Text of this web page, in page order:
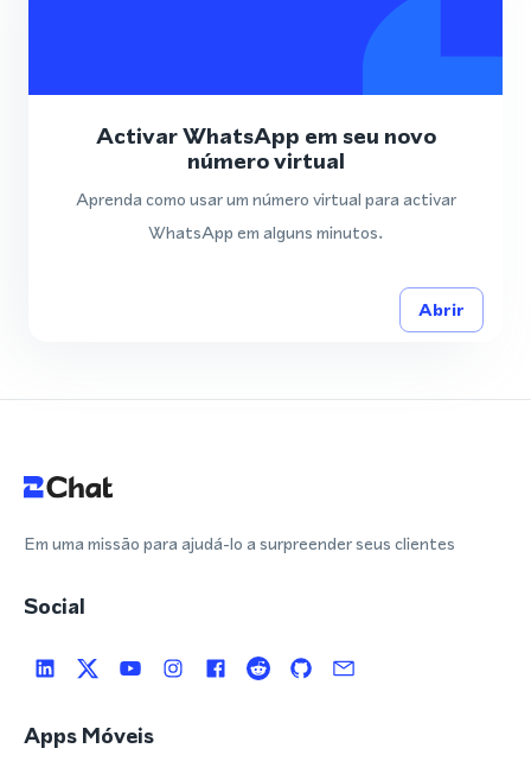
Activar WhatsApp em seu novo
número virtual
Aprenda como usar um número virtual para activar
WhatsApp em alguns minutos.
Abrir
Em uma missão para ajudá-lo a surpreender seus clientes
Social
Apps Móveis